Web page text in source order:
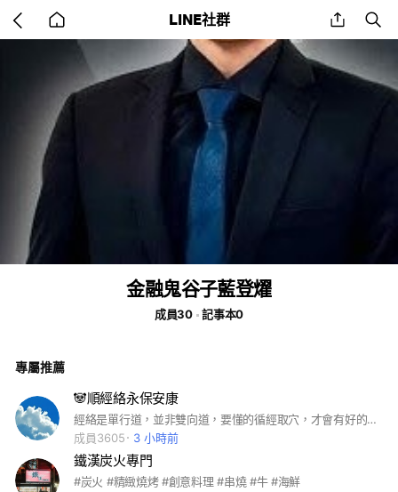
back
to
home
LINE社群 share
金融鬼谷子藍登燿
成員30 記事本0
專屬推薦
🐼順經絡永保安康
經絡是單行道，並非雙向道，要懂的循經取穴，才會有好的功效。
成員3605
3 小時前
鐵漢炭火專門
#炭火 #精緻燒烤 #創意料理 #串燒 #牛 #海鮮